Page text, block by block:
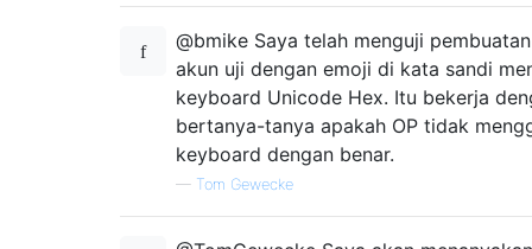
@bmike Saya telah menguji
akun uji dengan emoji di kata sandi
keyboard Unicode Hex. Itu bekerja
bertanya-tanya apakah OP tidak
keyboard dengan benar.
— Tom Gewecke